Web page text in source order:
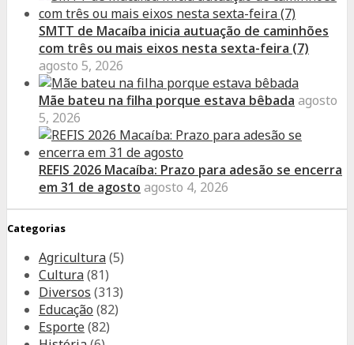
SMTT de Macaíba inicia autuação de caminhões
com três ou mais eixos nesta sexta-feira (7)
agosto 5, 2026
Mãe bateu na filha porque estava bêbada agosto
5, 2026
REFIS 2026 Macaíba: Prazo para adesão se encerra
em 31 de agosto agosto 4, 2026
Categorias
Agricultura(5)
Cultura(81)
Diversos (313)
Educação (82)
Esporte(82)